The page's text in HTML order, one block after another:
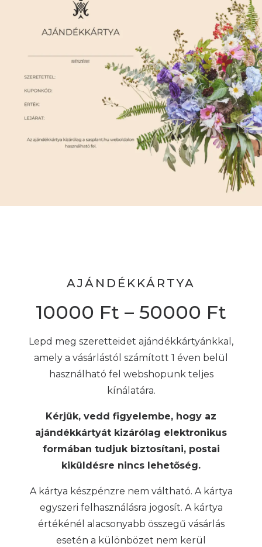
AJÁNDÉKKÁRTYA
10000 Ft – 50000 Ft
Lepd meg szeretteidet ajándékkártyánkkal,
amely a vásárlástól számított 1 éven belül
használható fel webshopunk teljes
kínálatára.
Kérjük, vedd figyelembe, hogy az
ajándékkártyát kizárólag elektronikus
formában tudjuk biztosítani, postai
kiküldésre nincs lehetőség.
A kártya készpénzre nem váltható. A kártya
egyszeri felhasználásra jogosít. A kártya
értékénél alacsonyabb összegű vásárlás
esetén a különbözet nem kerül